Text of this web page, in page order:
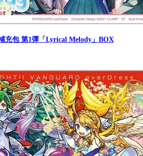
充包 第1彈「Lyrical Melody」BOX